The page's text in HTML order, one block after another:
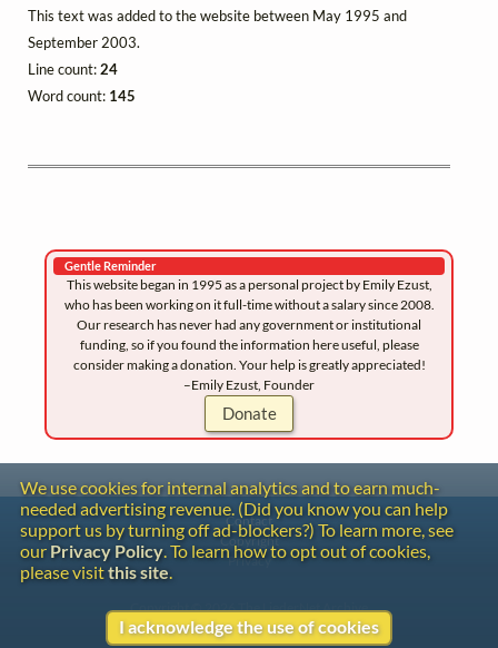
This text was added to the website between May 1995 and
September 2003.
Line count:24
Word count: 145
Gentle Reminder
This website began in 1995 as a personal project by Emily Ezust,
who has been working on it full-time without a salary since 2008.
Our research has never had any government or institutional
funding, so if you found the information here useful, please
consider making a donation. Your help is greatly appreciated!
–Emily Ezust, Founder
Donate
We use cookies for internal analytics and to earn much-
needed advertising revenue. (Did you know you can help
support us by turning off ad-blockers?) To learn more, see
our Privacy Policy. To learn how to opt out of cookies,
please visitthis site.
I acknowledge the use of cookies
Contact
Copyright
Privacy
Copyright © 2026 The LiederNet Archive